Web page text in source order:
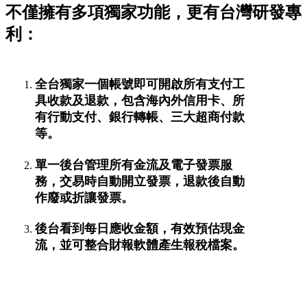
不僅擁有多項獨家功能，更有台灣研發專
利：
全台獨家一個帳號即可開啟所有支付工
具收款及退款，包含海內外信用卡、所
有行動支付、銀行轉帳、三大超商付款
等。
單一後台管理所有金流及電子發票服
務，交易時自動開立發票，退款後自動
作廢或折讓發票。
後台看到每日應收金額，有效預估現金
流，並可整合財報軟體產生報稅檔案。